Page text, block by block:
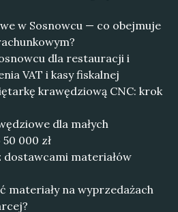
w Sosnowcu — co obejmuje
dla restauracji i
VAT i kasy fiskalnej
krawędziową CNC: krok
dla małych
000 zł
dostawcami materiałów
materiały na wyprzedażach